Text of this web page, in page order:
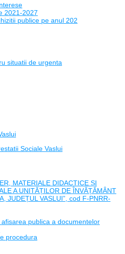
2021-2027
publice pe anul 202
situatii de urgenta
Sociale Vaslui
MATERIALE DIDACTICE ȘI
A UNITĂȚILOR DE ÎNVĂȚĂMÂNT
JUDEȚUL VASLUI”, cod F-PNRR-
publica a documentelor
procedura